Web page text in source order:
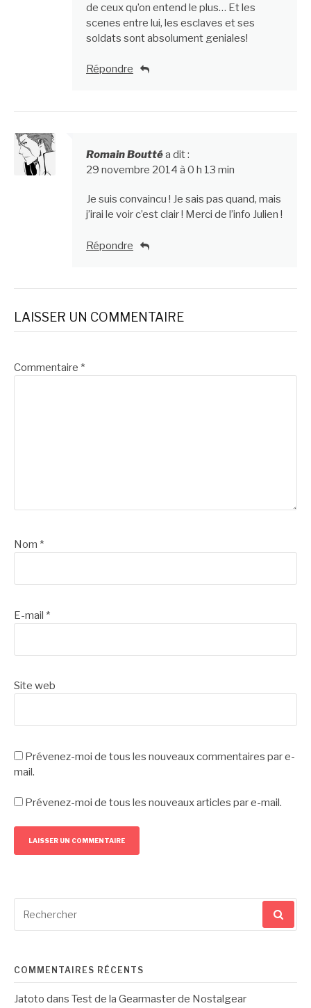
de ceux qu’on entend le plus… Et les
scenes entre lui, les esclaves et ses
soldats sont absolument geniales!
Répondre
Romain Bouttéa dit :
29 novembre 2014 à 0 h 13 min
Je suis convaincu ! Je sais pas quand, mais
j’irai le voir c’est clair ! Merci de l’info Julien !
Répondre
LAISSER UN COMMENTAIRE
Commentaire *
Nom *
E-mail *
Site web
Prévenez-moi de tous les nouveaux commentaires par e-
mail.
Prévenez-moi de tous les nouveaux articles par e-mail.
pour
COMMENTAIRES RÉCENTS
Jatoto dans Test de la Gearmaster de Nostalgear